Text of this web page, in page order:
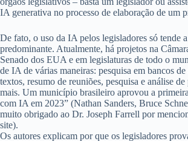
IA generativa no processo de elaboração de um
De fato, o uso da IA pelos legisladores só tende
predominante. Atualmente, há projetos na
Senado dos EUA e em legislaturas de todo o
de IA de várias maneiras: pesquisa em bancos
textos, resumo de reuniões, pesquisa e análise
mais. Um município brasileiro aprovou a
com IA em 2023” (Nathan Sanders, Bruce
muito obrigado ao Dr. Joseph Farrell por
site).
Os autores explicam por que os legisladores